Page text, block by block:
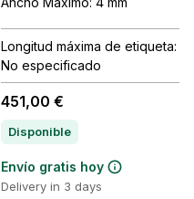
Longitud máxima de etiqueta:
No especificado
451,00 €
Disponible
Envío gratis hoy
Delivery in 3 days